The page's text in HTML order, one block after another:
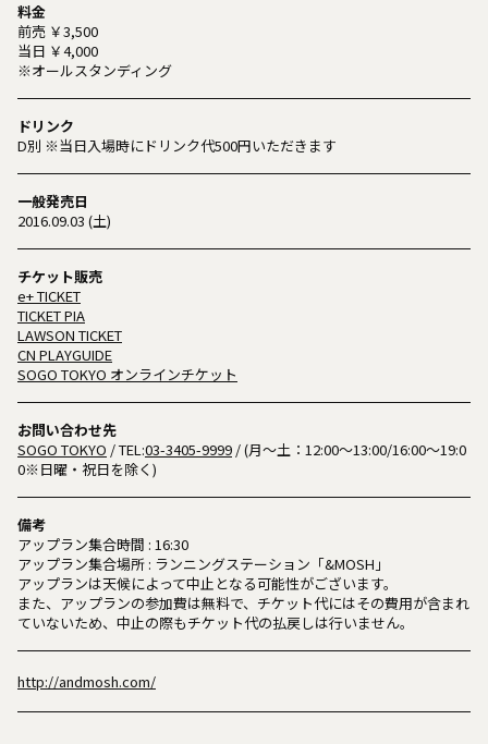
料金
前売 ￥3,500
当日 ￥4,000
※オールスタンディング
ドリンク
D別 ※当日入場時にドリンク代500円いただきます
一般発売日
2016.09.03 (土)
チケット販売
e+ TICKET
TICKET PIA
LAWSON TICKET
CN PLAYGUIDE
SOGO TOKYO オンラインチケット
お問い合わせ先
SOGO TOKYO / TEL:03-3405-9999 / (月～土：12:00～13:00/16:00～19:0
0※日曜・祝日を除く)
備考
アップラン集合時間 : 16:30
アップラン集合場所 : ランニングステーション「&MOSH」
アップランは天候によって中止となる可能性がございます。
また、アップランの参加費は無料で、チケット代にはその費用が含まれ
ていないため、中止の際もチケット代の払戻しは行いません。
http://andmosh.com/